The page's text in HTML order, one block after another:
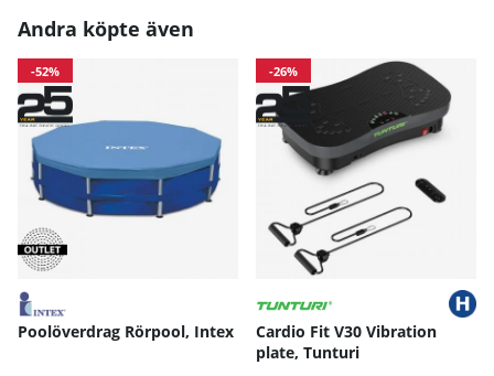
Andra köpte även
-52%
Poolöverdrag Rörpool, Intex
-26%
Cardio Fit V30 Vibration
plate, Tunturi